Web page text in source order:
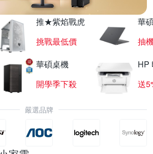
推★紫焰戰虎
挑戰最低價
華
抽
華碩桌機
開學季下殺
HP
送
嚴選品牌